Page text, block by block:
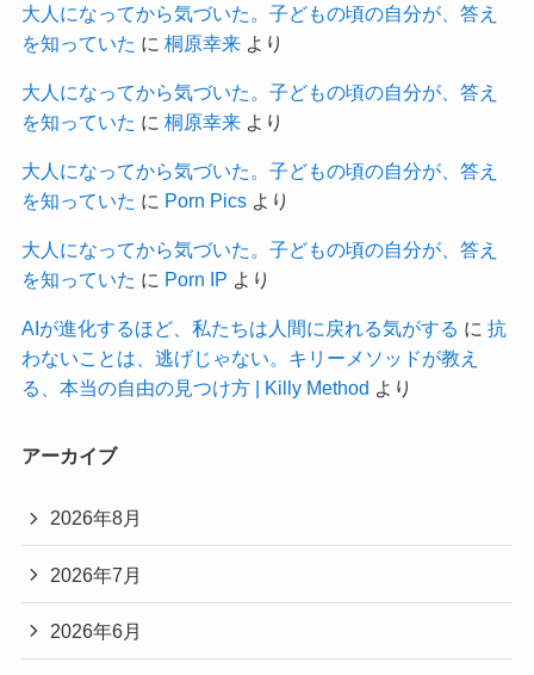
大人になってから気づいた。子どもの頃の自分が、答え
を知っていた に 桐原幸来より
大人になってから気づいた。子どもの頃の自分が、答え
を知っていた に 桐原幸来より
大人になってから気づいた。子どもの頃の自分が、答え
を知っていた に Porn Picsより
大人になってから気づいた。子どもの頃の自分が、答え
を知っていた に Porn IP より
AIが進化するほど、私たちは人間に戻れる気がする に 抗
わないことは、逃げじゃない。キリーメソッドが教え
る、本当の自由の見つけ方 | Killy Method より
アーカイブ
2026年8月
2026年7月
2026年6月